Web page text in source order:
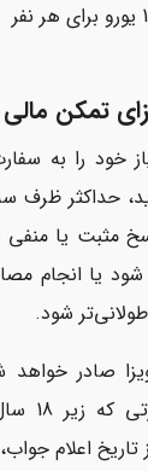
تمکن مالی
خود را به
حداکثر ظرف سه
مثبت یا منفی
یا انجام
شود.
صادر
اعلام